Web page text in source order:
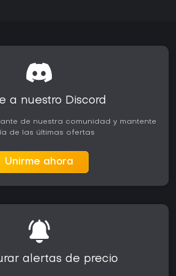
a nuestro Discord
de nuestra comunidad y mantente
de las últimas ofertas
Unirme ahora
alertas de precio